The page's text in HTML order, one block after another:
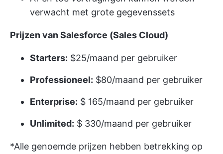
verwacht met grote gegevenssets
Prijzen van Salesforce (Sales Cloud)
Starters: $25/maand per gebruiker
Professioneel: $80/maand per gebruiker
Enterprise: $ 165/maand per gebruiker
Unlimited: $ 330/maand per gebruiker
*Alle genoemde prijzen hebben betrekking op